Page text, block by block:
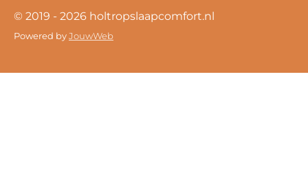
© 2019 - 2026 holtropslaapcomfort.nl
Powered byJouwWeb